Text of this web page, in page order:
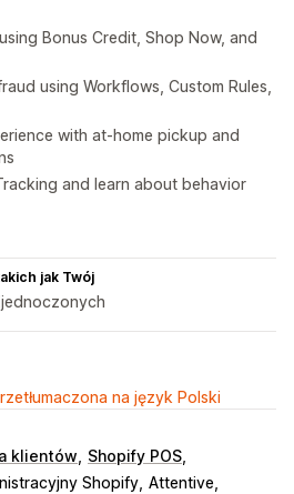
Bonus Credit, Shop Now, and
using Workflows, Custom Rules,
with at-home pickup and
and learn about behavior
jak Twój
na język Polski
klientów
Shopify POS
Shopify Attentive